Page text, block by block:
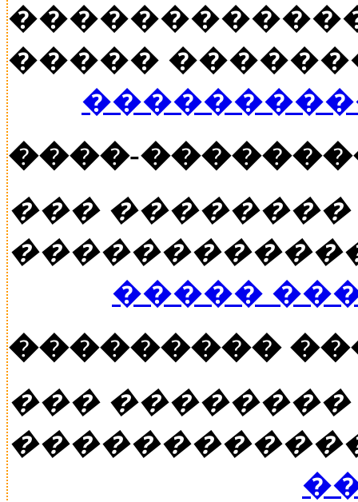
�����
����-
���
�����
���������
���